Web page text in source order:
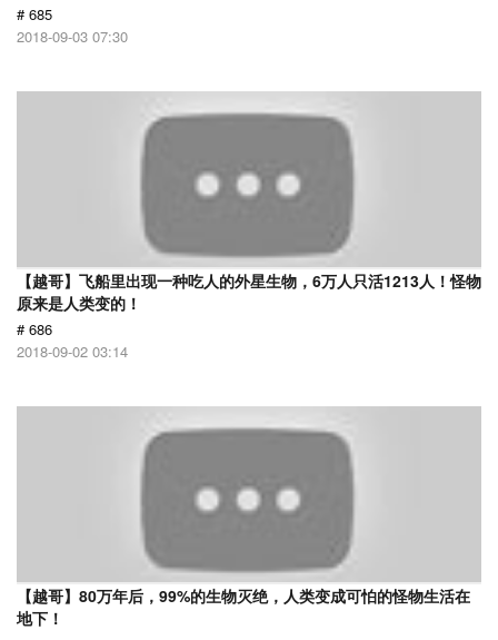
# 685
2018-09-03 07:30
【越哥】飞船里出现一种吃人的外星生物，6万人只活1213人！怪物
原来是人类变的！
# 686
2018-09-02 03:14
【越哥】80万年后，99%的生物灭绝，人类变成可怕的怪物生活在
地下！